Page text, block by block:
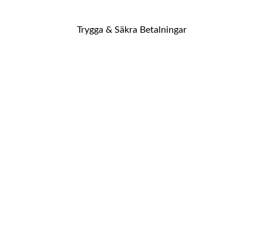
Trygga & Säkra Betalningar